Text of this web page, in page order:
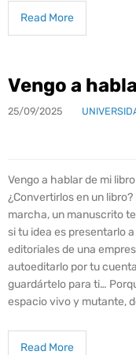
Read More
Vengo a
25/09/2025
Vengo a hablar de mi
¿Convertirlos en un
marcha, un manuscrito
si tu idea es presentarlo
editoriales de una
autoeditarlo por tu
guardártelo para ti…
espacio vivo y mutante,
Read More